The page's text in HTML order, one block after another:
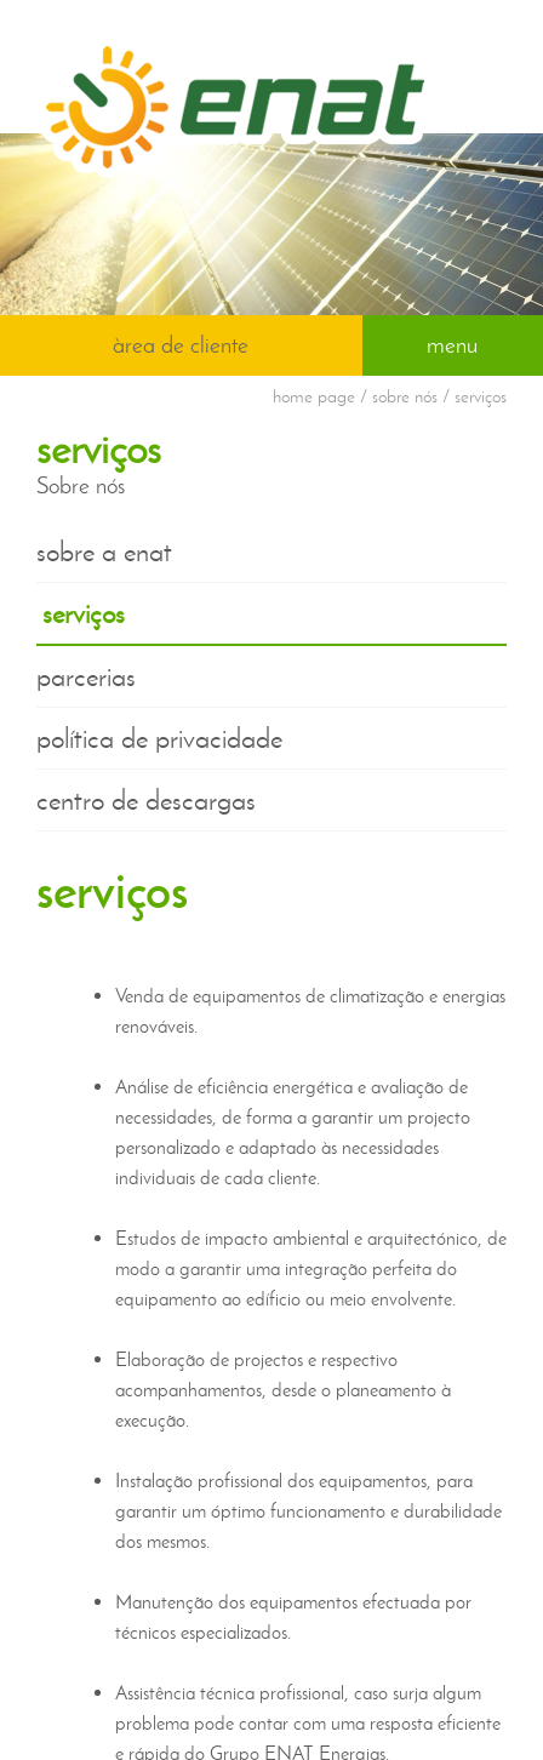
àrea de cliente menu
home page / sobre nós / serviços
serviços
Sobre nós
sobre a enat
serviços
parcerias
política de privacidade
centro de descargas
serviços
Venda de equipamentos de climatização e energias
renováveis.
Análise de eficiência energética e avaliação de
necessidades, de forma a garantir um projecto
personalizado e adaptado às necessidades
individuais de cada cliente.
Estudos de impacto ambiental e arquitectónico, de
modo a garantir uma integração perfeita do
equipamento ao edíficio ou meio envolvente.
Elaboração de projectos e respectivo
acompanhamentos, desde o planeamento à
execução.
Instalação profissional dos equipamentos, para
garantir um óptimo funcionamento e durabilidade
dos mesmos.
Manutenção dos equipamentos efectuada por
técnicos especializados.
Assistência técnica profissional, caso surja algum
problema pode contar com uma resposta eficiente
e rápida do Grupo ENAT Energias.